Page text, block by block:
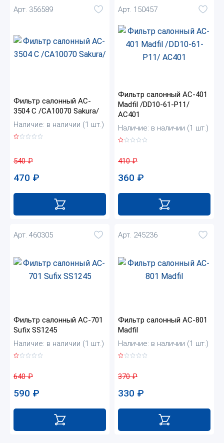
Арт. 356589
Фильтр салонный AC-
3504 C /СА10070 Sakura/
Наличие: в наличии (1 шт.)
540₽
470 ₽
Арт. 150457
Фильтр салонный AC-401
Madfil /DD10-61-P11/
AC401
Наличие: в наличии (1 шт.)
410₽
360 ₽
Арт. 460305
Фильтр салонный AC-701
Sufix SS1245
Наличие: в наличии (1 шт.)
640₽
590 ₽
Арт. 245236
Фильтр салонный AC-801
Madfil
Наличие: в наличии (1 шт.)
370₽
330 ₽